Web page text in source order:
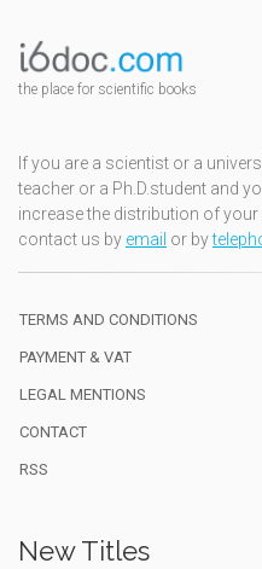
the place for scientific books
If you are a scientist or a
teacher or a Ph.D.student and
increase the distribution of
contact us by email or by
TERMS AND CONDITIONS
PAYMENT & VAT
LEGAL MENTIONS
CONTACT
RSS
New Titles